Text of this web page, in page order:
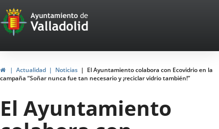
Portal
Web
del
Ayuntamiento
de
Valladolid
InicioActualidad Noticias
El Ayuntamiento colabora con Ecovidrio en la
campaña “Soñar nunca fue tan necesario y ¡reciclar vidrio también!”
El Ayuntamiento